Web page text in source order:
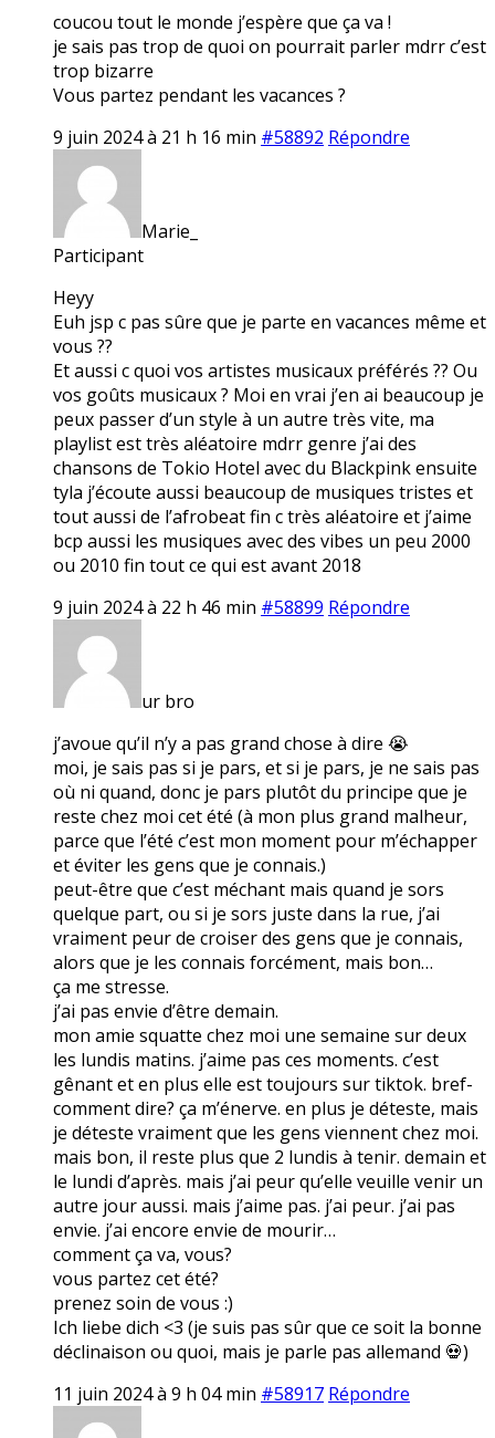
coucou tout le monde j’espère que ça va !
je sais pas trop de quoi on pourrait parler mdrr c’est
trop bizarre
Vous partez pendant les vacances ?
9 juin 2024 à 21 h 16 min #58892 Répondre
Marie_
Participant
Heyy
Euh jsp c pas sûre que je parte en vacances même et
vous ??
Et aussi c quoi vos artistes musicaux préférés ?? Ou
vos goûts musicaux ? Moi en vrai j’en ai beaucoup je
peux passer d’un style à un autre très vite, ma
playlist est très aléatoire mdrr genre j’ai des
chansons de Tokio Hotel avec du Blackpink ensuite
tyla j’écoute aussi beaucoup de musiques tristes et
tout aussi de l’afrobeat fin c très aléatoire et j’aime
bcp aussi les musiques avec des vibes un peu 2000
ou 2010 fin tout ce qui est avant 2018
9 juin 2024 à 22 h 46 min #58899 Répondre
ur bro
j’avoue qu’il n’y a pas grand chose à dire 😭
moi, je sais pas si je pars, et si je pars, je ne sais pas
où ni quand, donc je pars plutôt du principe que je
reste chez moi cet été (à mon plus grand malheur,
parce que l’été c’est mon moment pour m’échapper
et éviter les gens que je connais.)
peut-être que c’est méchant mais quand je sors
quelque part, ou si je sors juste dans la rue, j’ai
vraiment peur de croiser des gens que je connais,
alors que je les connais forcément, mais bon…
ça me stresse.
j’ai pas envie d’être demain.
mon amie squatte chez moi une semaine sur deux
les lundis matins. j’aime pas ces moments. c’est
gênant et en plus elle est toujours sur tiktok. bref-
comment dire? ça m’énerve. en plus je déteste, mais
je déteste vraiment que les gens viennent chez moi.
mais bon, il reste plus que 2 lundis à tenir. demain et
le lundi d’après. mais j’ai peur qu’elle veuille venir un
autre jour aussi. mais j’aime pas. j’ai peur. j’ai pas
envie. j’ai encore envie de mourir…
comment ça va, vous?
vous partez cet été?
prenez soin de vous :)
Ich liebe dich <3 (je suis pas sûr que ce soit la bonne
déclinaison ou quoi, mais je parle pas allemand 💀)
11 juin 2024 à 9 h 04 min #58917 Répondre